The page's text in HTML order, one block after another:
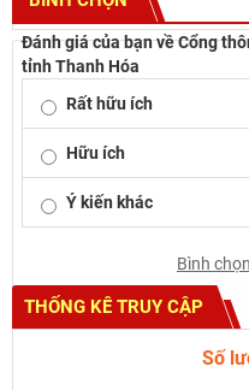
Đánh giá của bạn về Cổng
tỉnh Thanh Hóa
Rất hữu ích
Hữu ích
Ý kiến khác
Bình chọn
THỐNG KÊ TRUY CẬP
Số